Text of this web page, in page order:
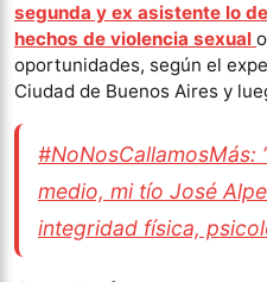
segunda y ex asistente lo
hechos de violencia sexual
oportunidades, según el
Ciudad de Buenos Aires y
#NoNosCallamosMás:
medio, mi tío José
integridad física,